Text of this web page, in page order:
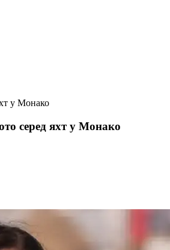
у Монако
серед яхт у Монако